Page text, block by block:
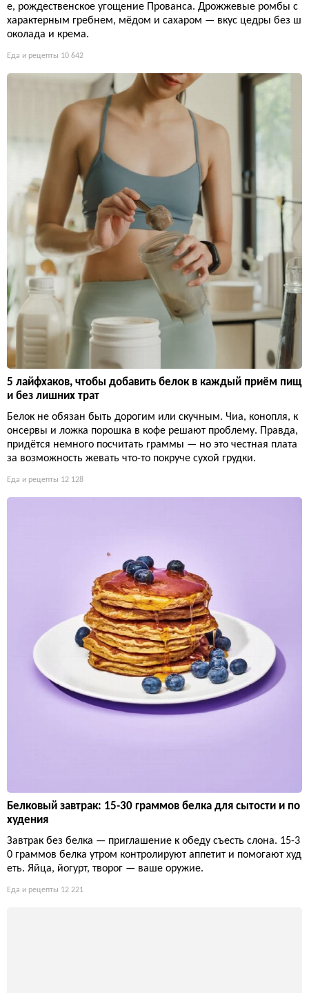
е, рождественское угощение Прованса. Дрожжевые ромбы с
характерным гребнем, мёдом и сахаром — вкус цедры без ш
околада и крема.
Еда и рецепты 10 642
5 лайфхаков, чтобы добавить белок в каждый приём пищ
и без лишних трат
Белок не обязан быть дорогим или скучным. Чиа, конопля, к
онсервы и ложка порошка в кофе решают проблему. Правда,
придётся немного посчитать граммы — но это честная плата
за возможность жевать что-то покруче сухой грудки.
Еда и рецепты 12 128
Белковый завтрак: 15-30 граммов белка для сытости и по
худения
Завтрак без белка — приглашение к обеду съесть слона. 15-3
0 граммов белка утром контролируют аппетит и помогают худ
еть. Яйца, йогурт, творог — ваше оружие.
Еда и рецепты 12 221